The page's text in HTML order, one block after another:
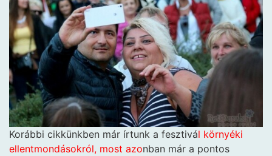
Korábbi cikkünkben már írtunk a fesztivál környéki
ellentmondásokról, most azonban már a pontos